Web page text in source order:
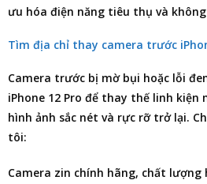
ưu hóa điện năng tiêu thụ và
Tìm địa chỉ thay camera trước
Camera trước bị mờ bụi hoặc lỗi
iPhone 12 Pro để thay thế linh kiện
hình ảnh sắc nét và rực rỡ trở lại.
tôi:
Camera zin chính hãng, chất lượng